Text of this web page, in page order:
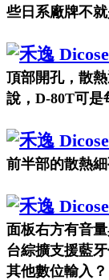
些日系廠牌不就
頂部開孔，散
說， D-80T可是
前半部的散熱
面板右方有音
台綜擴支援藍
其他數位輸入？